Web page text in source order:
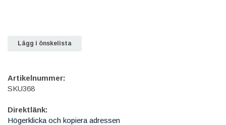
Lägg i önskelista
Artikelnummer:
SKU368
Direktlänk:
Högerklicka och kopiera adressen